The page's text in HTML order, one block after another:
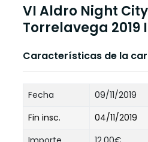
VI Aldro Night
Torrelavega
Características de la
Fecha
09/11/2019
Fin insc.
04/11/2019